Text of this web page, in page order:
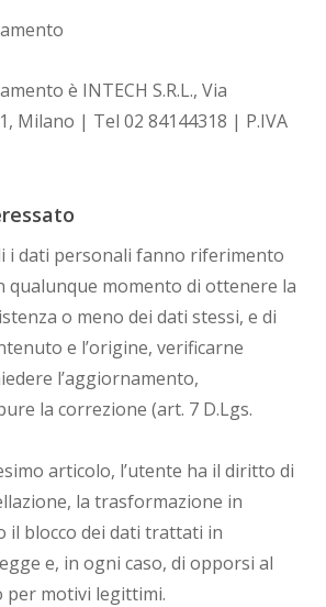
è INTECH S.R.L., Via
Milano | Tel 02 84144318 | P.IVA
i dati personali fanno riferimento
qualunque momento di ottenere la
o meno dei dati stessi, e di
e l’origine, verificarne
l’aggiornamento,
la correzione (art. 7 D.Lgs.
articolo, l’utente ha il diritto di
la trasformazione in
il blocco dei dati trattati in
e, in ogni caso, di opporsi al
motivi legittimi.